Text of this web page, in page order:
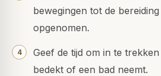
bewegingen tot de
opgenomen.
Geef de tijd om in te
bedekt of een bad neemt.